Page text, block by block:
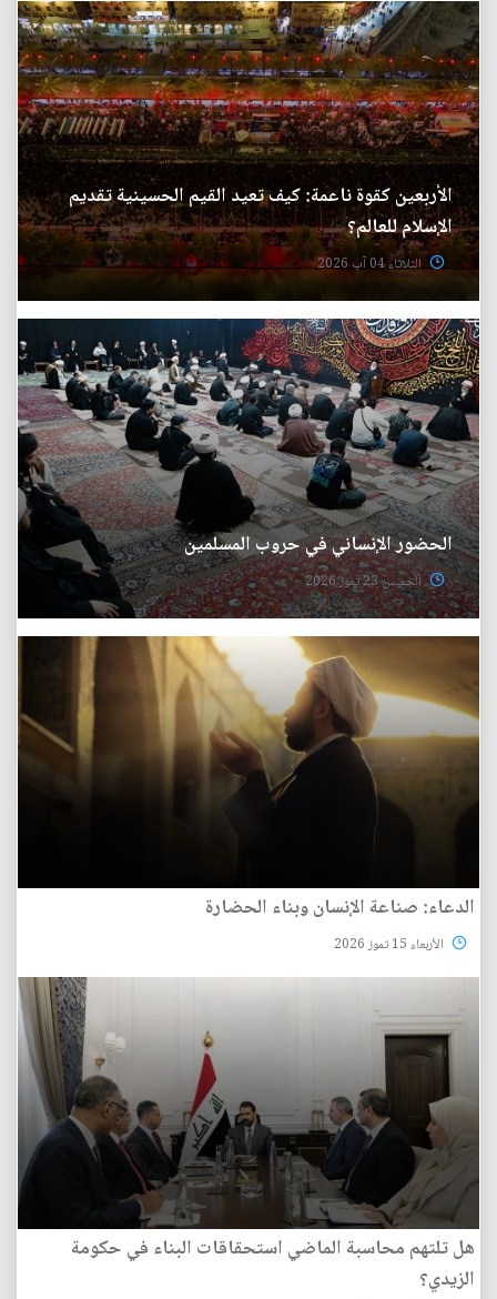
الأربعين كقوة ناعمة: كيف تعيد القيم الحسينية تقديم
الإسلام للعالم؟
الثلاثاء 04 آب 2026
الحضور الإنساني في حروب المسلمين
الخميس 23 تموز 2026
الدعاء: صناعة الإنسان وبناء الحضارة
الأربعاء 15 تموز 2026
هل تلتهم محاسبة الماضي استحقاقات البناء في حكومة
الزيدي؟